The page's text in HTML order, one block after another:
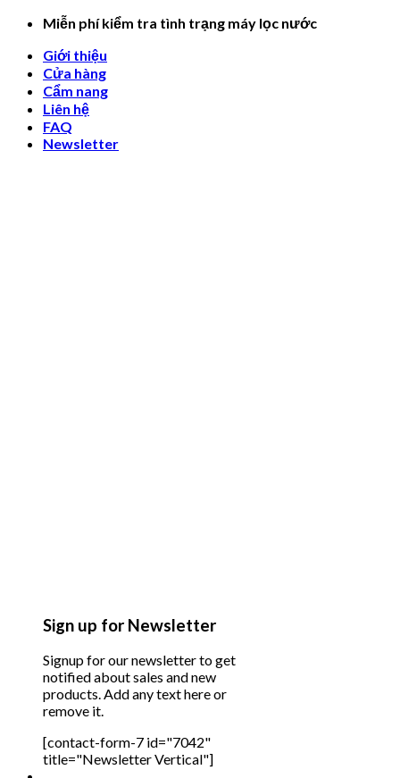
Skip
content
Miễn phí kiểm tra tình trạng máy lọc nước
Giới thiệu
Cửa hàng
Cẩm nang
Liên hệ
FAQ
Newsletter
Sign up for Newsletter
Signup for our newsletter to get
notified about sales and new
products. Add any text here or
remove it.
[contact-form-7 id="7042"
title="Newsletter Vertical"]